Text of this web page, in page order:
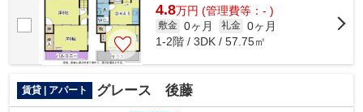
4.8万円 (管理費等：- )
敷金 0ヶ月 礼金 0ヶ月
1-2階 / 3DK / 57.75㎡
賃貸 | アパート グレース 後藤